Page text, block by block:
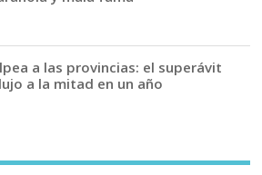
a las provincias: el superávit
a la mitad en un año